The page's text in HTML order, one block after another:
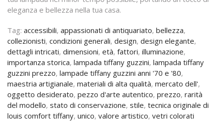
eleganza e bellezza nella tua casa.
Tag: accessibili, appassionati di antiquariato, bellezza,
collezionisti, condizioni generali, design, design elegante,
dettagli intricati, dimensioni, età, fattori, illuminazione,
importanza storica, lampada tiffany guzzini, lampada tiffany
guzzini prezzo, lampade tiffany guzzini anni '70 e '80,
maestria artigianale, materiali di alta qualità, mercato dell',
oggetto desiderato, pezzo d'arte autentico, prezzo, rarità
del modello, stato di conservazione, stile, tecnica originale di
louis comfort tiffany, unico, valore artistico, vetri colorati